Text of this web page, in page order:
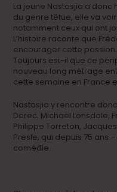
La jeune Nastasjia a
du genre têtue, elle va
notamment ceux qui ont
L’histoire raconte que
encourager cette passion.
Toujours est-il que ce
nouveau long métrage
cette semaine en France
Nastasjia y rencontre
Derec, Michaël Lonsdale,
Philippe Torreton,
Presle, qui depuis 75 ans
comédie.